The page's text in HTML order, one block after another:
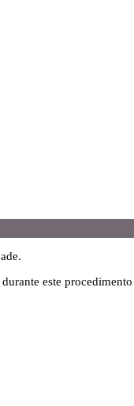
este procedimento